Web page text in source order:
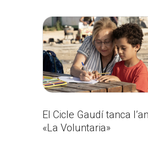
El Cicle Gaudí tanca
«La Voluntaria»